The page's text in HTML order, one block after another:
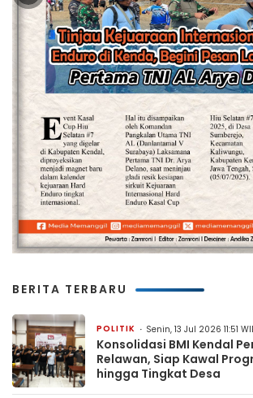
BERITA TERBARU
POLITIK Senin, 13 Jul 2026 11:51
Konsolidasi BMI Kendal
Relawan, Siap Kawal
hingga Tingkat Desa